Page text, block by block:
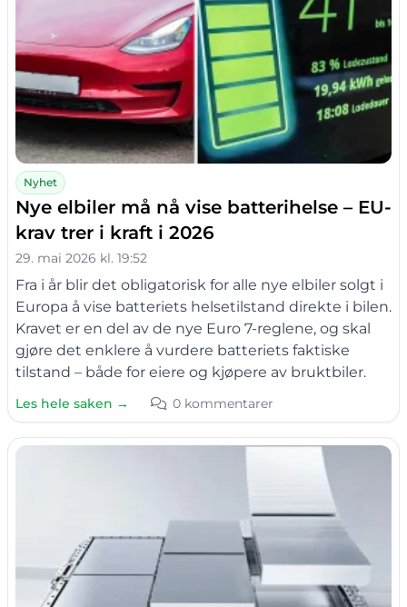
Nyhet
Nye elbiler må nå vise batterihelse – EU-
krav trer i kraft i 2026
29. mai 2026 kl. 19:52
Fra i år blir det obligatorisk for alle nye elbiler solgt i
Europa å vise batteriets helsetilstand direkte i bilen.
Kravet er en del av de nye Euro 7-reglene, og skal
gjøre det enklere å vurdere batteriets faktiske
tilstand – både for eiere og kjøpere av bruktbiler.
Les hele saken → 0 kommentarer